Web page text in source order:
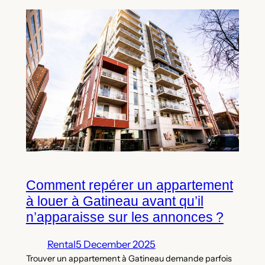
Comment repérer un appartement
à louer à Gatineau avant qu’il
n’apparaisse sur les annonces ?
Rental5 December 2025
Trouver un appartement à Gatineau demande parfois